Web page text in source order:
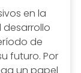
en la
de
futuro. Por